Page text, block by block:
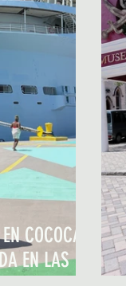
COCOCAY,
EN LAS